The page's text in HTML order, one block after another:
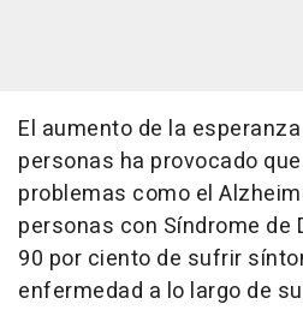
El aumento de la
personas ha provocado
problemas como el
personas con Síndrome de
90 por ciento de sufrir
enfermedad a lo largo de